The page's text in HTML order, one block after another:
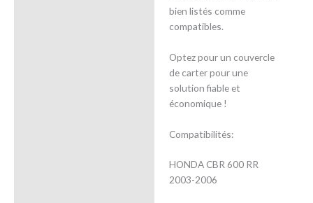
bien listés comme
compatibles.
Optez pour un couvercle
de carter pour une
solution fiable et
économique !
Compatibilités:
HONDA CBR 600 RR
2003-2006